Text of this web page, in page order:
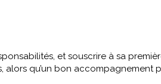
et souscrire à sa
alors qu’un bon accompagnement